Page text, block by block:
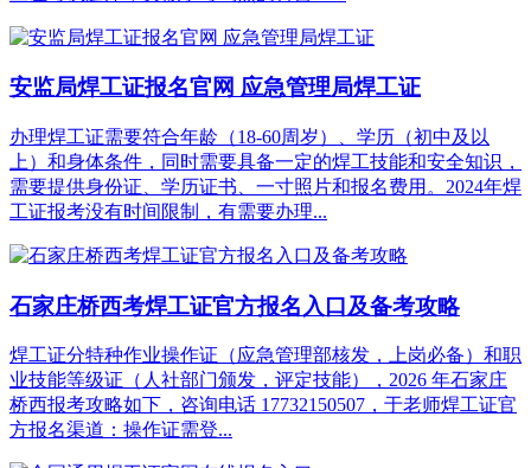
安监局焊工证报名官网 应急管理局焊工证
办理焊工证需要符合年龄（18-60周岁）、学历（初中及以
上）和身体条件，同时需要具备一定的焊工技能和安全知识，
需要提供身份证、学历证书、一寸照片和报名费用。2024年焊
工证报考没有时间限制，有需要办理...
石家庄桥西考焊工证官方报名入口及备考攻略
焊工证分特种作业操作证（应急管理部核发，上岗必备）和职
业技能等级证（人社部门颁发，评定技能），2026 年石家庄
桥西报考攻略如下，咨询电话 17732150507，于老师焊工证官
方报名渠道：操作证需登...